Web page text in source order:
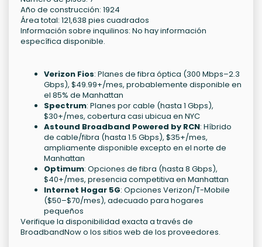
Año de construcción: 1924
Área total: 121,638 pies cuadrados
Información sobre inquilinos: No hay información
específica disponible.
Verizon Fios: Planes de fibra óptica (300 Mbps–2.3
Gbps), $49.99+/mes, probablemente disponible en
el 85% de Manhattan
Spectrum: Planes por cable (hasta 1 Gbps),
$30+/mes, cobertura casi ubicua en NYC
Astound Broadband Powered by RCN: Híbrido
de cable/fibra (hasta 1.5 Gbps), $35+/mes,
ampliamente disponible excepto en el norte de
Manhattan
Optimum: Opciones de fibra (hasta 8 Gbps),
$40+/mes, presencia competitiva en Manhattan
Internet Hogar 5G: Opciones Verizon/T-Mobile
($50–$70/mes), adecuado para hogares
pequeños
Verifique la disponibilidad exacta a través de
BroadbandNow o los sitios web de los proveedores.